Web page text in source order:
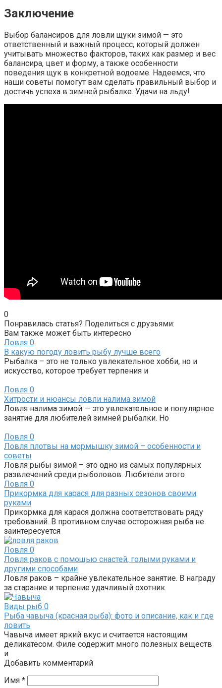
Заключение
Выбор балансиров для ловли щуки зимой — это
ответственный и важный процесс, который должен
учитывать множество факторов, таких как размер и вес
балансира, цвет и форму, а также особенности
поведения щук в конкретной водоеме. Надеемся, что
наши советы помогут вам сделать правильный выбор и
достичь успеха в зимней рыбалке. Удачи на льду!
0
Понравилась статья? Поделиться с друзьями:
Вам также может быть интересно
Ловля 0
В какую погоду ловить рыбу лучше всего
Рыбалка – это не только увлекательное хобби, но и
искусство, которое требует терпения и
Ловля 0
Хитрости и нюансы ловли налима зимой
Ловля налима зимой — это увлекательное и популярное
занятие для любителей зимней рыбалки. Но
Ловля 0
Ловля плотвы на мормышку зимой – особенности и
советы
Ловля рыбы зимой – это одно из самых популярных
развлечений среди рыболовов. Любители этого
Ловля 0
Прикормка для карася для разных сезонов своими
руками
Прикормка для карася должна соответствовать ряду
требований. В противном случае осторожная рыба не
заинтересуется
Ловля 0
Ловля раков с помощью снастей, голыми руками и
другими способами
Ловля раков – крайне увлекательное занятие. В награду
за старание и терпение удачливый охотник
Виды рыб 0
Рыба чавыча (красная рыба): фото и описание, как и где
ловить
Чавыча имеет яркий вкус и считается настоящим
деликатесом. Филе содержит много полезных веществ
и
Добавить комментарий
Имя *